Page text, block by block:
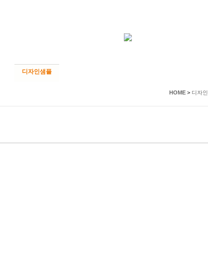
디자인샘플
HOME > 디자